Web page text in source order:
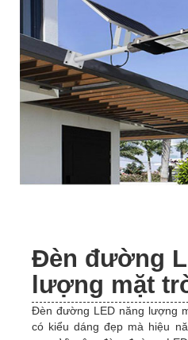
Đèn đường
lượng mặt
Đèn đường LED năng lượng
có kiểu dáng đẹp mà hiệu